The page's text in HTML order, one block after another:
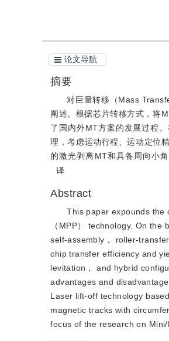
论文导航
摘要
对巨量转移（Mass
阐述。根据芯片转移方式，将
了国内外MT方案的发展过程
理，考虑运动行程、运动定位
的激光剥离MT和具备周向小
译
Abstract
This paper expounds the
（MPP） technology. On
self-assembly， roller-
chip transfer efficiency and
levitation， and hybrid
advantages and
Laser lift-off technology
magnetic tracks with
focus of the research on